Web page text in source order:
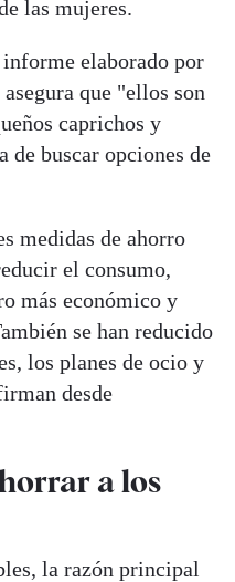
las mujeres.
elaborado por
que "ellos son
caprichos y
de buscar opciones de
medidas de ahorro
el consumo,
más económico y
se han reducido
los planes de ocio y
desde
a los
la razón principal